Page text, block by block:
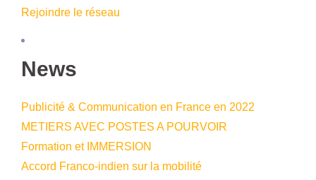
Rejoindre le réseau
News
Publicité & Communication en France en 2022
METIERS AVEC POSTES A POURVOIR
Formation et IMMERSION
Accord Franco-indien sur la mobilité